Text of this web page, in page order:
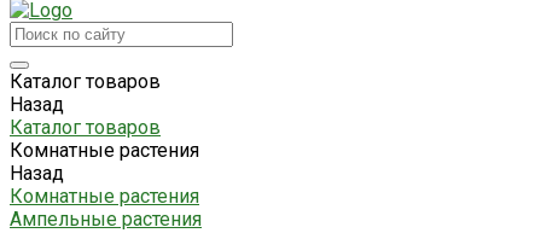
Каталог товаров
Назад
Каталог товаров
Комнатные растения
Назад
Комнатные растения
Ампельные растения